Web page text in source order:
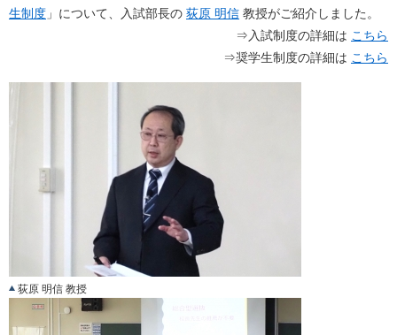
生制度 」について、入試部長の 荻原 明信 教授がご紹介しました。
⇒入試制度の詳細は こちら
⇒奨学生制度の詳細は こちら
荻原 明信 教授